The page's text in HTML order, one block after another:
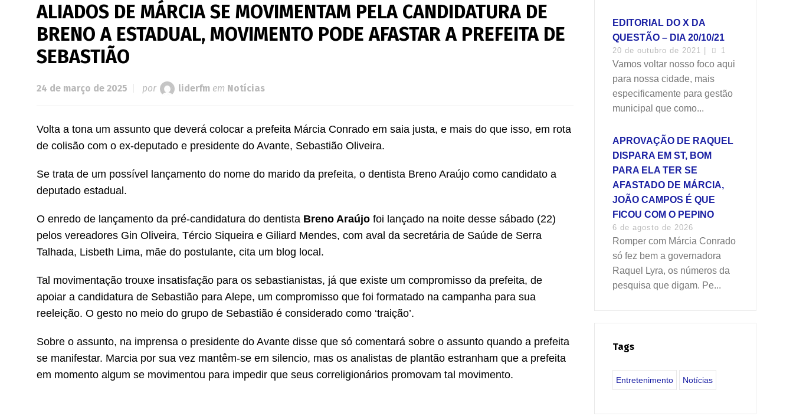
ALIADOS DE MÁRCIA SE MOVIMENTAM PELA CANDIDATURA DE
BRENO A ESTADUAL, MOVIMENTO PODE AFASTAR A PREFEITA DE
SEBASTIÃO
24 de março de 2025 por liderfm em Notícias
Volta a tona um assunto que deverá colocar a prefeita Márcia Conrado em saia justa, e mais do que isso, em rota
de colisão com o ex-deputado e presidente do Avante, Sebastião Oliveira.
Se trata de um possível lançamento do nome do marido da prefeita, o dentista Breno Araújo como candidato a
deputado estadual.
O enredo de lançamento da pré-candidatura do dentista Breno Araújo foi lançado na noite desse sábado (22)
pelos vereadores Gin Oliveira, Tércio Siqueira e Giliard Mendes, com aval da secretária de Saúde de Serra
Talhada, Lisbeth Lima, mãe do postulante, cita um blog local.
Tal movimentação trouxe insatisfação para os sebastianistas, já que existe um compromisso da prefeita, de
apoiar a candidatura de Sebastião para Alepe, um compromisso que foi formatado na campanha para sua
reeleição. O gesto no meio do grupo de Sebastião é considerado como ‘traição’.
Sobre o assunto, na imprensa o presidente do Avante disse que só comentará sobre o assunto quando a prefeita
se manifestar. Marcia por sua vez mantêm-se em silencio, mas os analistas de plantão estranham que a prefeita
em momento algum se movimentou para impedir que seus correligionários promovam tal movimento.
EDITORIAL DO X DA
QUESTÃO – DIA 20/10/21
20 de outubro de 2021 | 1
Vamos voltar nosso foco aqui
para nossa cidade, mais
especificamente para gestão
municipal que como...
APROVAÇÃO DE RAQUEL
DISPARA EM ST, BOM
PARA ELA TER SE
AFASTADO DE MÁRCIA,
JOÃO CAMPOS É QUE
FICOU COM O PEPINO
6 de agosto de 2026
Romper com Márcia Conrado
só fez bem a governadora
Raquel Lyra, os números da
pesquisa que digam. Pe...
Tags
Entretenimento Notícias